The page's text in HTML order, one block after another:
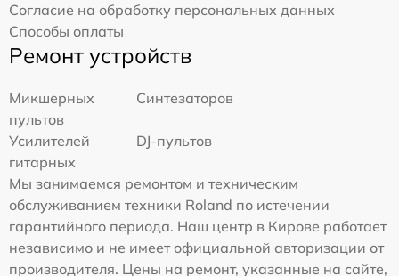
Согласие на обработку персональных данных
Способы оплаты
Ремонт устройств
Микшерных
пультов
Синтезаторов
Усилителей
гитарных
DJ-пультов
Мы занимаемся ремонтом и техническим
обслуживанием техники Roland по истечении
гарантийного периода. Наш центр в Кирове работает
независимо и не имеет официальной авторизации от
производителя. Цены на ремонт, указанные на сайте,